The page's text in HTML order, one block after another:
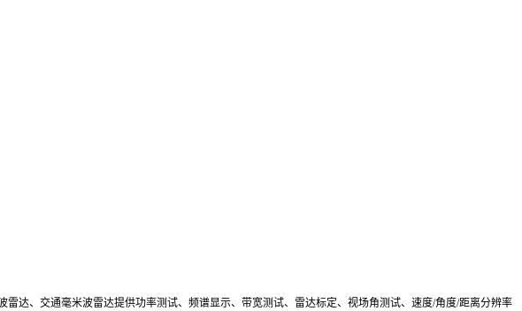
达、交通毫米波雷达提供功率测试、频谱显示、带宽测试、雷达标定、视场角测试、速度/角度/距离分辨率